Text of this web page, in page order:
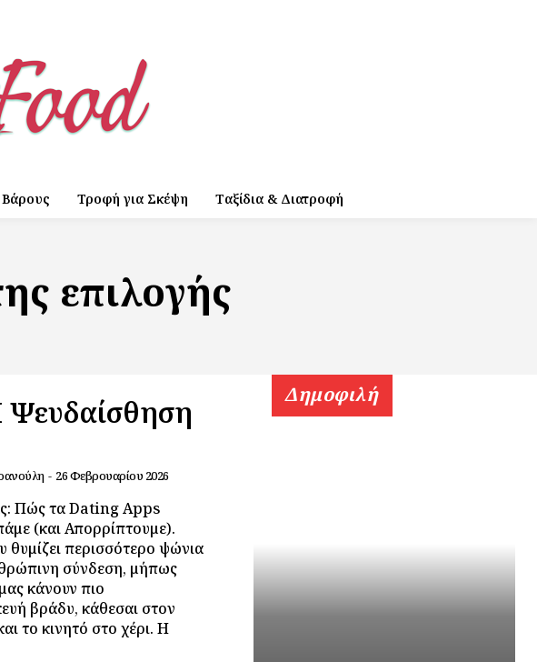
Τροφή για Σκέψη Ταξίδια & Διατροφή
επιλογής
- 26 Φεβρουαρίου 2026
Πώς τα Dating Apps
(και Απορρίπτουμε).
περισσότερο ψώνια
σύνδεση, μήπως
κάνουν πιο
βράδυ, κάθεσαι στον
το κινητό στο χέρι. Η
Δημοφιλή